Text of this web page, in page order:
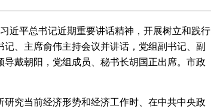
近平总书记近期重要讲话精神，开展树立和践行
、主席俞伟主持会议并讲话，党组副书记、副
戴朝阳，党组成员、秘书长胡国正出席。市政
究当前经济形势和经济工作时、在中共中央政